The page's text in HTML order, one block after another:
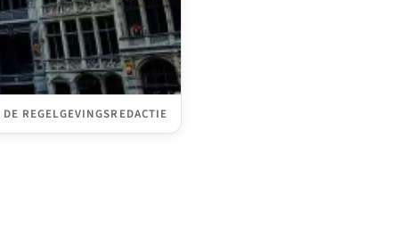
REGELGEVINGSREDACTIE